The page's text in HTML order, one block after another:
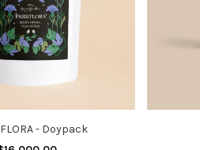
- Doypack